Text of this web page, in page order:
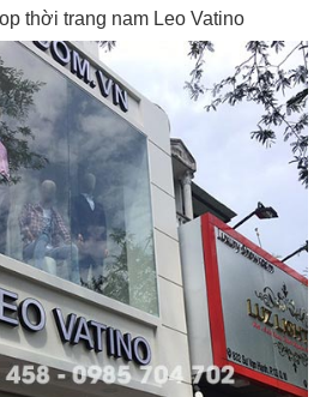
thời trang nam Leo Vatino